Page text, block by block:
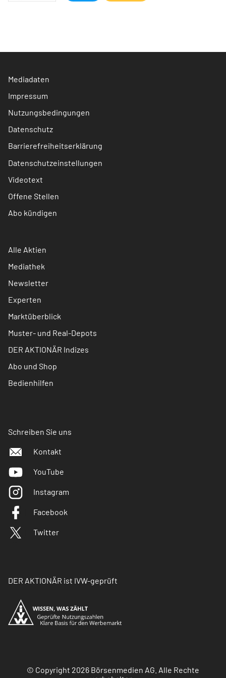
Mediadaten
Impressum
Nutzungsbedingungen
Datenschutz
Barrierefreiheitserklärung
Datenschutzeinstellungen
Videotext
Offene Stellen
Abo kündigen
Alle Aktien
Mediathek
Newsletter
Experten
Marktüberblick
Muster- und Real-Depots
DER AKTIONÄR Indizes
Abo und Shop
Bedienhilfen
Schreiben Sie uns
Kontakt
YouTube
Instagram
Facebook
Twitter
DER AKTIONÄR ist IVW-geprüft
© Copyright 2026 Börsenmedien AG. Alle Rechte